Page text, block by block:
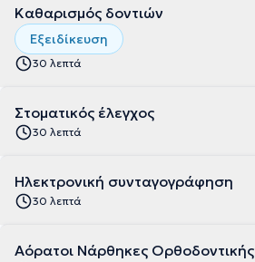
Καθαρισμός δοντιών
Εξειδίκευση
30 λεπτά
Στοματικός έλεγχος
30 λεπτά
Ηλεκτρονική συνταγογράφηση
30 λεπτά
Αόρατοι Νάρθηκες Ορθοδοντικής